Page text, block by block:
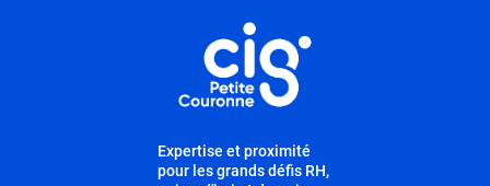
Expertise et proximité
pour les grands défis RH,